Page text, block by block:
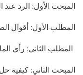
المبحث الأول: الرد عند
المطلب الأول: أقوال
المطلب الثاني: رأي
المبحث الثاني: كيفية